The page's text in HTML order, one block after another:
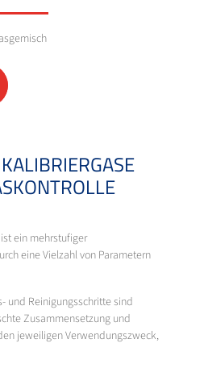
ein mehrstufiger
eine Vielzahl von Parametern
und Reinigungsschritte sind
Zusammensetzung und
jeweiligen Verwendungszweck,